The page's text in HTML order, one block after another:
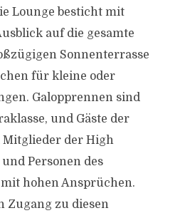
Lounge besticht mit
auf die gesamte
Sonnenterrasse
für kleine oder
Galopprennen sind
und Gäste der
Mitglieder der High
Personen des
hohen Ansprüchen.
Zugang zu diesen